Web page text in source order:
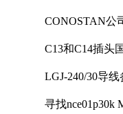
CONOSTAN公
C13和C14插头
LGJ-240/30导
寻找nce01p30k